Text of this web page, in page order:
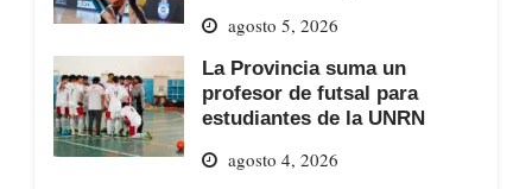
agosto 5, 2026
La Provincia suma un
profesor de futsal para
estudiantes de la UNRN
agosto 4, 2026